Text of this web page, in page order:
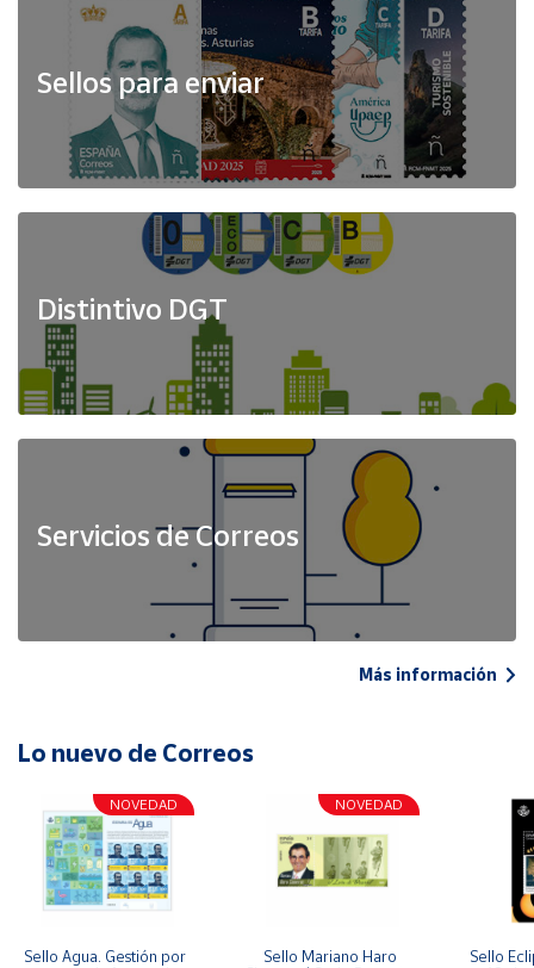
Sellos para enviar
Distintivo DGT
Servicios de Correos
Más información
Lo nuevo de Correos
NOVEDAD
Sello Agua. Gestión por
NOVEDAD
Sello Mariano Haro
Sello